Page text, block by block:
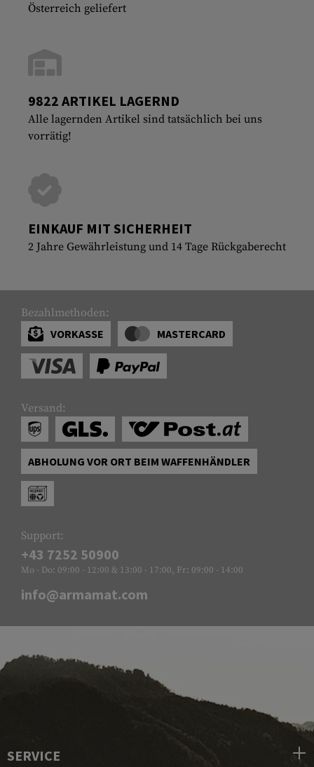
Österreich geliefert
9822 ARTIKEL LAGERND
Alle lagernden Artikel sind tatsächlich bei uns
vorrätig!
EINKAUF MIT SICHERHEIT
2 Jahre Gewährleistung und 14 Tage Rückgaberecht
Bezahlmethoden:
VORKASSE
MASTERCARD
Versand:
ABHOLUNG VOR ORT BEIM WAFFENHÄNDLER
Support:
+43 7252 50900
Mo - Do: 09:00 - 12:00 & 13:00 - 17:00, Fr: 09:00 - 14:00
info@armamat.com
SERVICE